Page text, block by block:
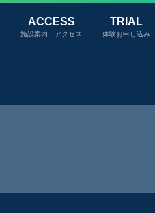
ACCESS
施設案内・アクセス
TRIAL
体験お申し込み